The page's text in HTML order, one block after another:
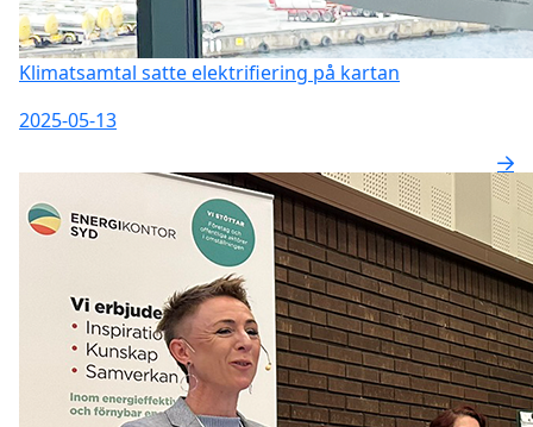
Klimatsamtal satte elektrifiering på kartan
2025-05-13